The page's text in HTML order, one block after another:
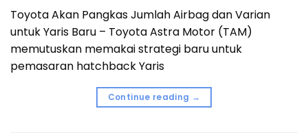
Toyota Akan Pangkas Jumlah Airbag dan Varian
untuk Yaris Baru – Toyota Astra Motor (TAM)
memutuskan memakai strategi baru untuk
pemasaran hatchback Yaris
Continue reading →